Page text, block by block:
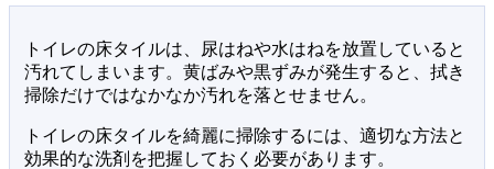
トイレの床タイルは、尿はねや水はねを放置していると
汚れてしまいます。黄ばみや黒ずみが発生すると、拭き
掃除だけではなかなか汚れを落とせません。
トイレの床タイルを綺麗に掃除するには、適切な方法と
効果的な洗剤を把握しておく必要があります。